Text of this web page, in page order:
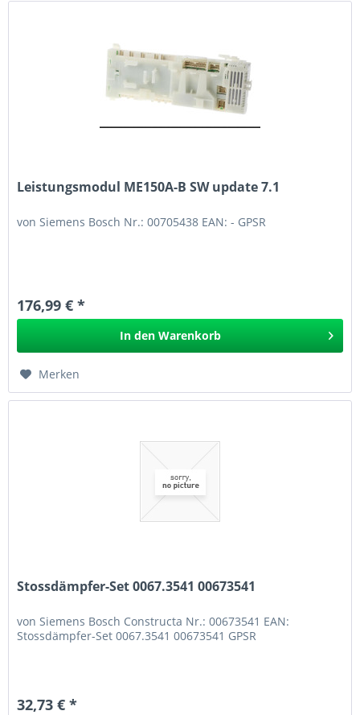
Leistungsmodul ME150A-B SW update 7.1
von Siemens Bosch Nr.: 00705438 EAN: - GPSR
176,99 € *
In den Warenkorb
Merken
Stossdämpfer-Set 0067.3541 00673541
von Siemens Bosch Constructa Nr.: 00673541 EAN:
Stossdämpfer-Set 0067.3541 00673541 GPSR
32,73 € *